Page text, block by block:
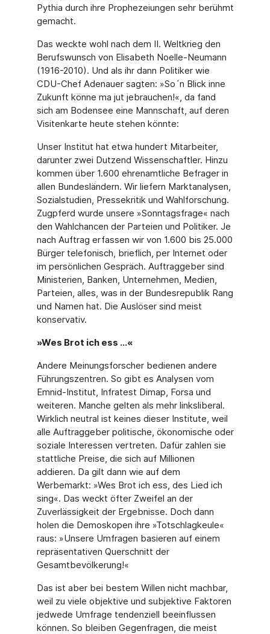
Pythia durch ihre Prophezeiungen sehr berühmt
gemacht.
Das weckte wohl nach dem II. Weltkrieg den
Berufswunsch von Elisabeth Noelle-Neumann
(1916-2010). Und als ihr dann Politiker wie
CDU-Chef Adenauer sagten: »So´n Blick inne
Zukunft könne ma jut jebrauchen!«, da fand
sich am Bodensee eine Mannschaft, auf deren
Visitenkarte heute stehen könnte:
Unser Institut hat etwa hundert Mitarbeiter,
darunter zwei Dutzend Wissenschaftler. Hinzu
kommen über 1.600 ehrenamtliche Befrager in
allen Bundesländern. Wir liefern Marktanalysen,
Sozialstudien, Pressekritik und Wahlforschung.
Zugpferd wurde unsere »Sonntagsfrage« nach
den Wahlchancen der Parteien und Politiker. Je
nach Auftrag erfassen wir von 1.600 bis 25.000
Bürger telefonisch, brieflich, per Internet oder
im persönlichen Gespräch. Auftraggeber sind
Ministerien, Banken, Unternehmen, Medien,
Parteien, alles, was in der Bundesrepublik Rang
und Namen hat. Die Auslöser sind meist
konservativ.
»Wes Brot ich ess …«
Andere Meinungsforscher bedienen andere
Führungszentren. So gibt es Analysen vom
Emnid-Institut, Infratest Dimap, Forsa und
weiteren. Manche gelten als mehr linksliberal.
Wirklich neutral ist keines dieser Institute, weil
alle Auftraggeber politische, ökonomische oder
soziale Interessen vertreten. Dafür zahlen sie
stattliche Preise, die sich auf Millionen
addieren. Da gilt dann wie auf dem
Werbemarkt: »Wes Brot ich ess, des Lied ich
sing«. Das weckt öfter Zweifel an der
Zuverlässigkeit der Ergebnisse. Doch dann
holen die Demoskopen ihre »Totschlagkeule«
raus: »Unsere Umfragen basieren auf einem
repräsentativen Querschnitt der
Gesamtbevölkerung!«
Das ist aber bei bestem Willen nicht machbar,
weil zu viele objektive und subjektive Faktoren
jedwede Umfrage tendenziell beeinflussen
können. So bleiben Gegenfragen, die meist